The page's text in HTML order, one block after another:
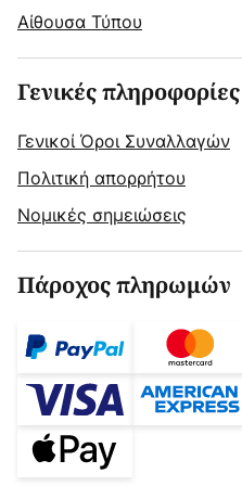
Αίθουσα Τύπου
Γενικές πληροφορίες
Γενικοί Όροι Συναλλαγών
Πολιτική απορρήτου
Νομικές σημειώσεις
Πάροχος πληρωμών